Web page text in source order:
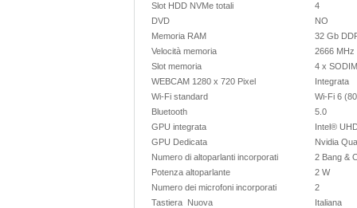
Slot HDD NVMe totali
4
DVD
NO
Memoria RAM
32 Gb
Velocità memoria
2666 MHz
Slot memoria
4 x
WEBCAM 1280 x 720 Pixel
Integrata
Wi-Fi standard
Wi-Fi 6
Bluetooth
5.0
GPU integrata
Intel®
GPU Dedicata
Nvidia
Numero di altoparlanti incorporati
2 Bang &
Potenza altoparlante
2 W
Numero dei microfoni incorporati
2
Tastiera Nuova
Italiana